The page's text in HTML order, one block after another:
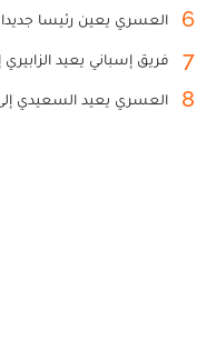
6 العسري يعين رئيسا جديدا
7 فريق إسباني يعيد الزابيري
8 العسري يعيد السعيدي